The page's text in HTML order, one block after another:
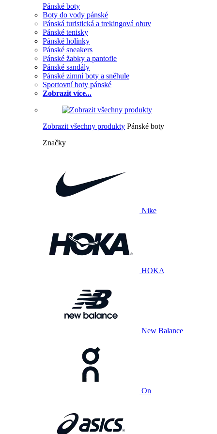
Pánské boty
Boty do vody pánské
Pánská turistická a trekingová obuv
Pánské tenisky
Pánské holínky
Pánské sneakers
Pánské žabky a pantofle
Pánské sandály
Pánské zimní boty a sněhule
Sportovní boty pánské
Zobrazit více...
Zobrazit všechny produkty Pánské boty
Značky
Nike
HOKA
New Balance
On